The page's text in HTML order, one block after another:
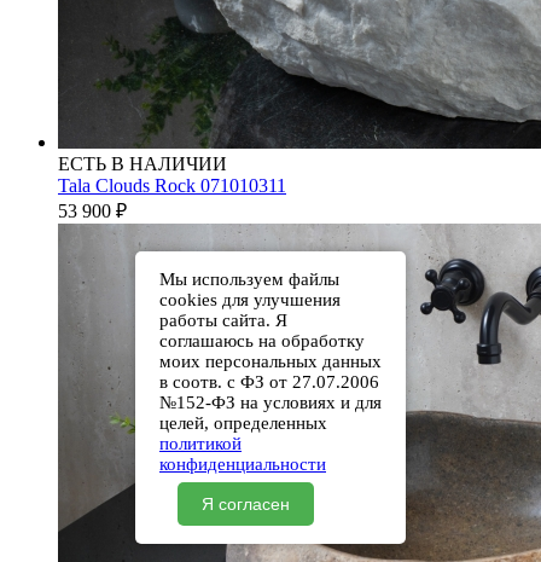
ЕСТЬ В НАЛИЧИИ
Tala Clouds Rock 071010311
53 900 ₽
Мы используем файлы
cookies для улучшения
работы сайта. Я
соглашаюсь на обработку
моих персональных данных
в соотв. с ФЗ от 27.07.2006
№152-ФЗ на условиях и для
целей, определенных
политикой
конфиденциальности
Я согласен